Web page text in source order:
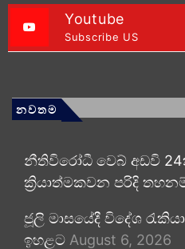
Youtube
Subscribe US
නවතම
නීතිවිරෝධී වෙබ් අඩවි
ක්‍රියාත්මකවන පරිදි
ජූලි මාසයේදී විදේශ
ඉහළට August 6, 2026